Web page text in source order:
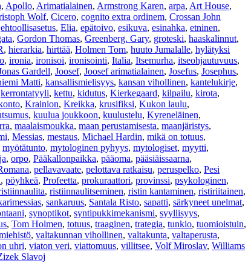
, Apollo, Arimatialainen, Armstrong Karen, arpa, Art House,
Wolf, Cicero, cognito extra ordinem, Crossan John
ehtoollisasetus, Elia, epätoivo, esikuva, esinahka, etninen,
, Gordon Thomas, Greenberg. Gary, groteski, haaskalinnut,
, hierarkia, hirttää, Holmen Tom, huuto Jumalalle, hylätyksi
, ironia, ironisoi, ironisointi, Italia, Itsemurha, itseohjautuvuus,
Gardell, Joosef, Joosef arimatialainen, Josefus, Josephus,
Matti, kansallismielisyys, kansan vihollinen, kantelukirje,
kerrontatyyli, kettu, kidutus, Kierkegaard, kilpailu, kirota,
, Krainion, Kreikka, krusifiksi, Kukon laulu,
, kuulua joukkoon, kuulustelu, Kyreneläinen,
, maalaismoukka, maan perustamisesta, maanjäristys,
, Messias, mestaus, Michael Hardin, mikä on totuus,
myötätunto, mytologinen pyhyys, mytologiset, myytti,
, orpo, Pääkallonpaikka, pääoma, pääsiäissaarna,
, pellavavaate, pelottava ratkaisu, peruspelko, Pesi
, pöyhkeä, Profeetta, prokuraattori, provinssi, psykologinen,
, ristiinnaulitseminen, ristin kantaminen, ristiriitainen,
, sankaruus, Santala Risto, sapatti, särkyneet unelmat,
, synoptikot, syntipukkimekanismi, syyllisyys,
, Tom Holmen, totuus, traaginen, trategia, tunkio, tuomioistuin,
, valtakunnan vihollinen, valtakunta, valtaperusta,
uhri, viaton veri, viattomuus, villitsee, Volf Miroslav, Williams
Slavoj